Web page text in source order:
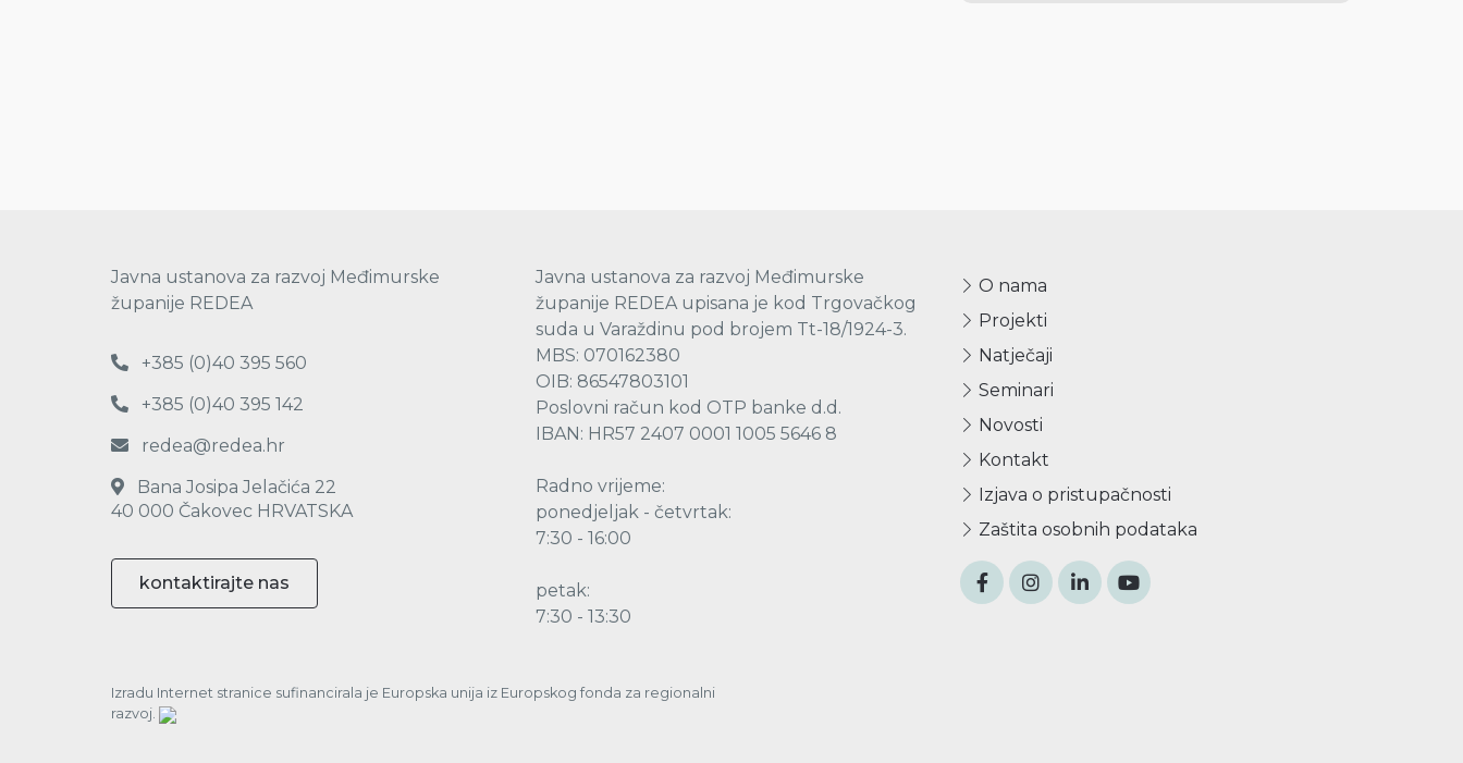
Javna ustanova za razvoj Međimurske
županije REDEA
+385 (0)40 395 560
+385 (0)40 395 142
redea@redea.hr
Bana Josipa Jelačića 22
40 000 Čakovec HRVATSKA
kontaktirajte nas
Javna ustanova za razvoj Međimurske
županije REDEA upisana je kod Trgovačkog
suda u Varaždinu pod brojem Tt-18/1924-3.
MBS: 070162380
OIB: 86547803101
Poslovni račun kod OTP banke d.d.
IBAN: HR57 2407 0001 1005 5646 8
Radno vrijeme:
ponedjeljak - četvrtak:
7:30 - 16:00
petak:
7:30 - 13:30
O nama
Projekti
Natječaji
Seminari
Novosti
Kontakt
Izjava o pristupačnosti
Zaštita osobnih podataka
Izradu Internet stranice sufinancirala je Europska unija iz Europskog fonda za regionalni
razvoj.